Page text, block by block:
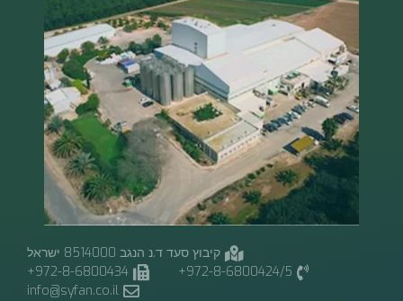
קיבוץ סעד ד.נ הנגב 8514000 ישראל
972-8-6800424/5+
972-8-6800434+
info@syfan.co.il